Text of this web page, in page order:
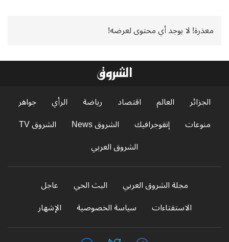
معذرة! لا يوجد أي محتوى لعرضه!
الجزائر العالم اقتصاد رياضة الرأي
جواهر
منوعات
إنفوجرافيك الشروق News
الشروق TV
الشروق العربي
مجلة الشروق العربي البث الحي
عاجل
الاستفتاءات
سياسة الخصوصية الإشهار